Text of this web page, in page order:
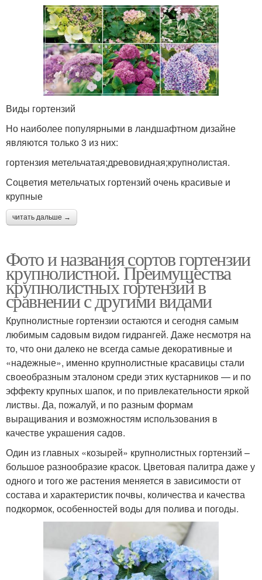
Виды гортензий
Но наиболее популярными в ландшафтном дизайне
являются только 3 из них:
гортензия метельчатая;древовидная;крупнолистая.
Соцветия метельчатых гортензий очень красивые и
крупные
читать дальше →
Фото и названия сортов гортензии
крупнолистной. Преимущества
крупнолистных гортензий в
сравнении с другими видами
Крупнолистные гортензии остаются и сегодня самым
любимым садовым видом гидрангей. Даже несмотря на
то, что они далеко не всегда самые декоративные и
«надежные», именно крупнолистные красавицы стали
своеобразным эталоном среди этих кустарников — и по
эффекту крупных шапок, и по привлекательности яркой
листвы. Да, пожалуй, и по разным формам
выращивания и возможностям использования в
качестве украшения садов.
Один из главных «козырей» крупнолистных гортензий –
большое разнообразие красок. Цветовая палитра даже у
одного и того же растения меняется в зависимости от
состава и характеристик почвы, количества и качества
подкормок, особенностей воды для полива и погоды.